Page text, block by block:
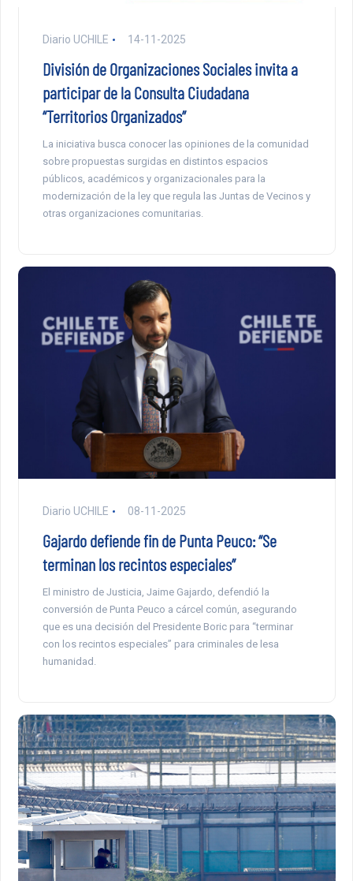
Diario UCHILE 14-11-2025
División de Organizaciones Sociales invita a
participar de la Consulta Ciudadana
“Territorios Organizados”
La iniciativa busca conocer las opiniones de la comunidad
sobre propuestas surgidas en distintos espacios
públicos, académicos y organizacionales para la
modernización de la ley que regula las Juntas de Vecinos y
otras organizaciones comunitarias.
Diario UCHILE 08-11-2025
Gajardo defiende fin de Punta Peuco: “Se
terminan los recintos especiales”
El ministro de Justicia, Jaime Gajardo, defendió la
conversión de Punta Peuco a cárcel común, asegurando
que es una decisión del Presidente Boric para “terminar
con los recintos especiales” para criminales de lesa
humanidad.